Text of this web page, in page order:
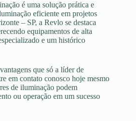
é uma solução prática e
eficiente em projetos
– SP, a Revlo se destaca
equipamentos de alta
e um histórico
que só a líder de
em contato conosco hoje mesmo
de iluminação podem
ou operação em um sucesso